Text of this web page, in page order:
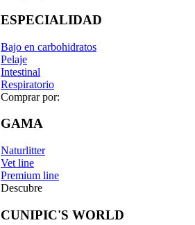
ESPECIALIDAD
Bajo en carbohidratos
Pelaje
Intestinal
Respiratorio
Comprar por:
GAMA
Naturlitter
Vet line
Premium line
Descubre
CUNIPIC'S WORLD